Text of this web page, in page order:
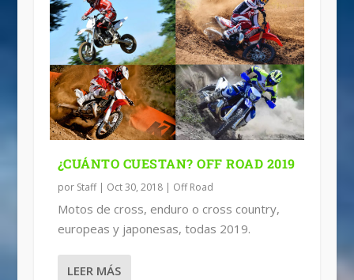
¿CUÁNTO CUESTAN? OFF ROAD 2019
por Staff| Oct 30, 2018| Off Road
Motos de cross, enduro o cross country,
europeas y japonesas, todas 2019.
LEER MÁS